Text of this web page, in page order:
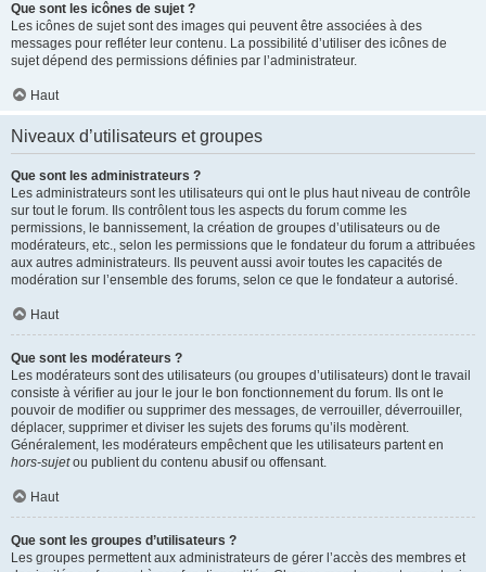
Que sont les icônes de sujet ?
Les icônes de sujet sont des images qui peuvent être associées à des
messages pour refléter leur contenu. La possibilité d’utiliser des icônes de
sujet dépend des permissions définies par l’administrateur.
Haut
Niveaux d’utilisateurs et groupes
Que sont les administrateurs ?
Les administrateurs sont les utilisateurs qui ont le plus haut niveau de contrôle
sur tout le forum. Ils contrôlent tous les aspects du forum comme les
permissions, le bannissement, la création de groupes d’utilisateurs ou de
modérateurs, etc., selon les permissions que le fondateur du forum a attribuées
aux autres administrateurs. Ils peuvent aussi avoir toutes les capacités de
modération sur l’ensemble des forums, selon ce que le fondateur a autorisé.
Haut
Que sont les modérateurs ?
Les modérateurs sont des utilisateurs (ou groupes d’utilisateurs) dont le travail
consiste à vérifier au jour le jour le bon fonctionnement du forum. Ils ont le
pouvoir de modifier ou supprimer des messages, de verrouiller, déverrouiller,
déplacer, supprimer et diviser les sujets des forums qu’ils modèrent.
Généralement, les modérateurs empêchent que les utilisateurs partent en
hors-sujetou publient du contenu abusif ou offensant.
Haut
Que sont les groupes d’utilisateurs ?
Les groupes permettent aux administrateurs de gérer l’accès des membres et